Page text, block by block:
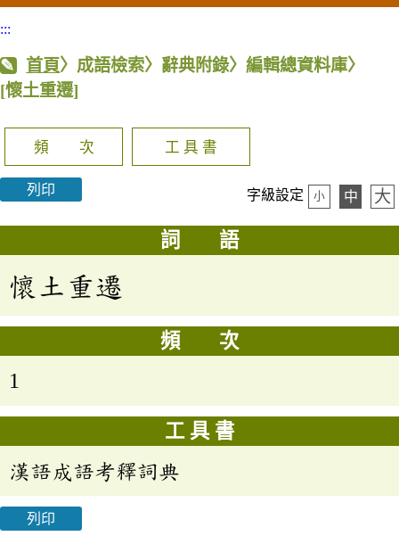
:::
首頁〉成語檢索〉辭典附錄〉編輯總資料庫〉
[懷土重遷]
頻 次 工 具 書
列印 字級設定 小 中 大
詞 語
懷土重遷
頻 次
1
工 具 書
漢語成語考釋詞典
列印